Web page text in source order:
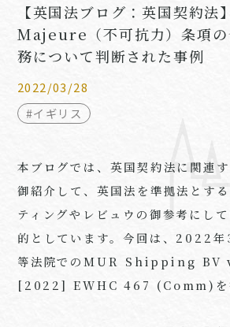
【英国法ブログ：英国契約
Majeure（不可抗力）条項の
務について判断された事例
2022/03/28
#イギリス
本ブログでは、英国契約法に関連
御紹介して、英国法を準拠法とす
ティングやレビュウの御参考にし
的としています。今回は、2022
等法院でのMUR Shipping
[2022] EWHC 467 (Comm)を御